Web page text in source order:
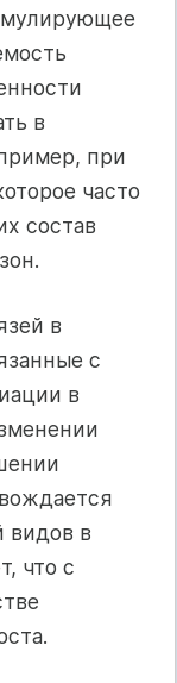
в
при
часто
состав
в
с
в
видов в
что с